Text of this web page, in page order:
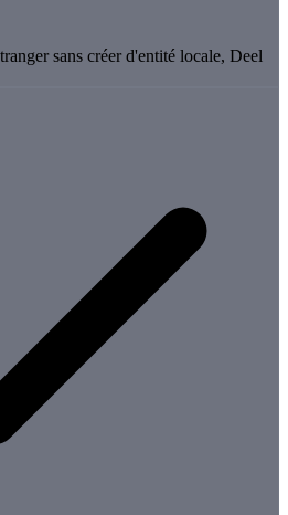
sans créer d'entité locale, Deel